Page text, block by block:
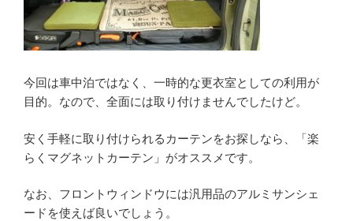
今回は車中泊ではなく、一時的な更衣室としての利用が
目的。なので、全面には取り付けませんでしたけど。
安く手軽に取り付けられるカーテンをお探しなら、「楽
らくマグネットカーテン」がオススメです。
なお、フロントウィンドウには汎用品のアルミサンシェ
ードを使えば良いでしょう。